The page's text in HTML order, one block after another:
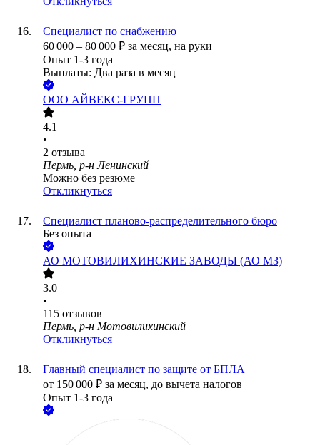
Специалист по снабжению
60 000 – 80 000 ₽ за месяц, на руки
Опыт 1-3 года
Выплаты: Два раза в месяц
ООО АЙВЕКС-ГРУПП
4.1
•
2 отзыва
Пермь, р-н Ленинский
Можно без резюме
Откликнуться
Специалист планово-распределительного бюро
Без опыта
АО МОТОВИЛИХИНСКИЕ ЗАВОДЫ (АО МЗ)
3.0
•
115 отзывов
Пермь, р-н Мотовилихинский
Откликнуться
Главный специалист по защите от БПЛА
от 150 000 ₽ за месяц, до вычета налогов
Опыт 1-3 года